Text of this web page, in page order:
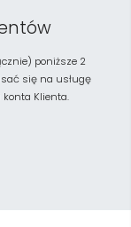
poniższe 2
się na usługę
konta Klienta.